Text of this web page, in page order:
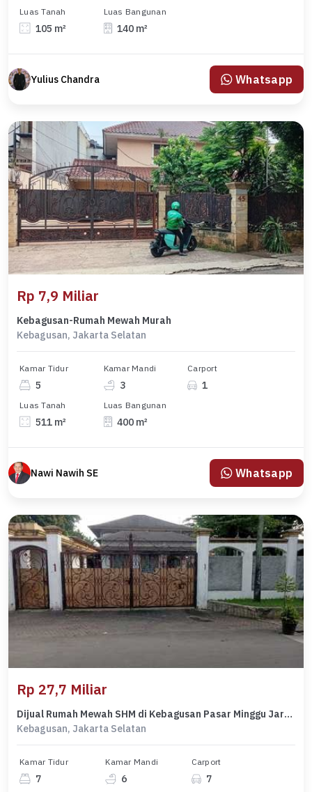
Luas Tanah
105 m²
Luas Bangunan
140 m²
Yulius Chandra Whatsapp
Rp 7,9 Miliar
Kebagusan-Rumah Mewah Murah
Kebagusan, Jakarta Selatan
Kamar Tidur
5
Kamar Mandi
3
Carport
1
Luas Tanah
511 m²
Luas Bangunan
400 m²
Nawi Nawih SE Whatsapp
Rp 27,7 Miliar
Dijual Rumah Mewah SHM di Kebagusan Pasar Minggu Jarang Ada
Kebagusan, Jakarta Selatan
Kamar Tidur
7
Kamar Mandi
6
Carport
7